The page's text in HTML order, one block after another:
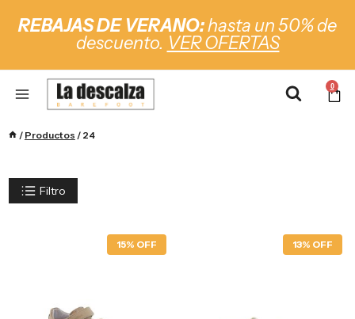
REBAJAS DE VERANO:hasta un 50% de
descuento. VER OFERTAS
0
/ Productos / 24
Filtro
15% OFF 13% OFF